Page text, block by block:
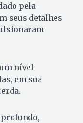
pela
seus detalhes
nível
em sua